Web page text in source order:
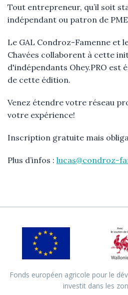
Tout entrepreneur, qu’il soit
indépendant ou patron de
Le GAL Condroz-Famenne et
Chavées collaborent à cette
d'indépendants Ohey.PRO est
de cette édition.
Venez étendre votre réseau
votre expérience!
Inscription gratuite mais
Plus d’infos : lucas@condroz-
Fonds européen agricole pour le
investit dans les